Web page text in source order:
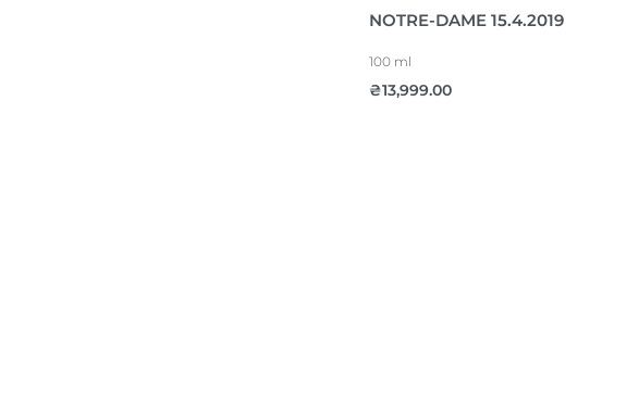
NOTRE-DAME 15.4.2019
100 ml
₴13,999.00